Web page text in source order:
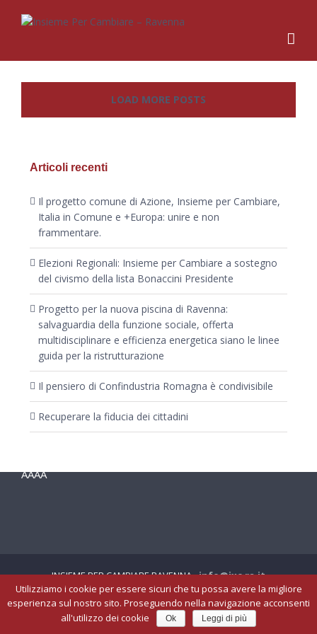
LOAD MORE POSTS
Articoli recenti
Il progetto comune di Azione, Insieme per Cambiare,
Italia in Comune e +Europa: unire e non
frammentare.
Elezioni Regionali: Insieme per Cambiare a sostegno
del civismo della lista Bonaccini Presidente
Progetto per la nuova piscina di Ravenna:
salvaguardia della funzione sociale, offerta
multidisciplinare e efficienza energetica siano le linee
guida per la ristrutturazione
Il pensiero di Confindustria Romagna è condivisibile
Recuperare la fiducia dei cittadini
AAAA
INSIEME PER CAMBIARE RAVENNA -info@ixc.ra.it
Utilizziamo i cookie per essere sicuri che tu possa avere la migliore
esperienza sul nostro sito. Proseguendo nella navigazione acconsenti
all'utilizzo dei cookie
Ok Leggi di più